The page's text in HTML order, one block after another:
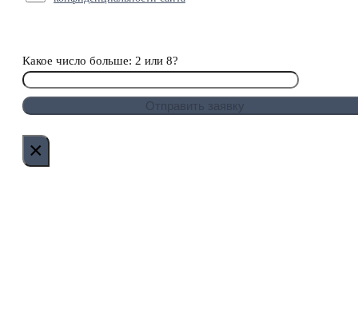
Какое число больше: 2 или 8?
×